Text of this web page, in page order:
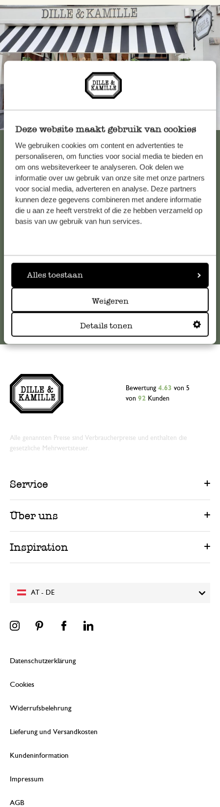
Deze website maakt gebruik van cookies
We gebruiken cookies om content en advertenties te
personaliseren, om functies voor social media te bieden en
om ons websiteverkeer te analyseren. Ook delen we
informatie over uw gebruik van onze site met onze partners
voor social media, adverteren en analyse. Deze partners
kunnen deze gegevens combineren met andere informatie
die u aan ze heeft verstrekt of die ze hebben verzameld op
basis van uw gebruik van hun services.
Alles toestaan
Weigeren
Details tonen
Kundenservice/Hilfe
Falls Sie Fragen haben oder Tipps und Hilfe brauchen, wenden
Sie sich bitte an unseren Kundenservice. Oder lesen Sie hier
kundenservice@dille-kamille.at
Online-Kundenservice
AT - DE
Bewertung 4.63 von 5
von 92 Kunden
Alle genannten Preise sind Verbraucherpreise und enthalten die
gesetzliche Mehrwertsteuer.
Service
Über uns
Inspiration
Datenschutzerklärung
Cookies
Widerrufsbelehrung
Lieferung und Versandkosten
Kundeninformation
Impressum
AGB